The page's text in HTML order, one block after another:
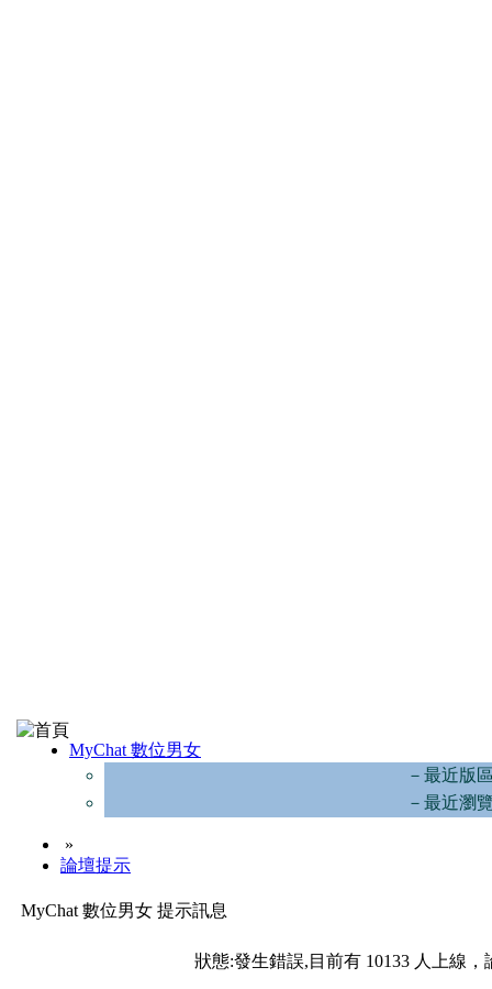
MyChat 數位男女
－最近版
－最近瀏
»
論壇提示
MyChat 數位男女 提示訊息
狀態:發生錯誤,目前有 10133 人上線